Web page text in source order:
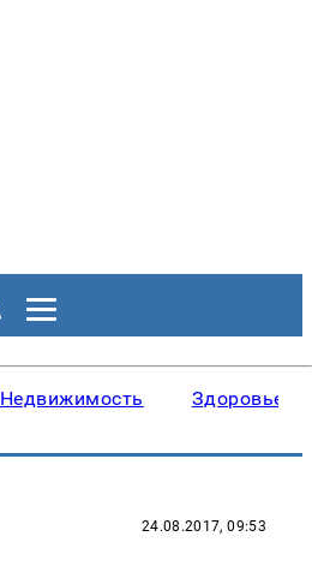
Недвижимость Здоровье
24.08.2017, 09:53